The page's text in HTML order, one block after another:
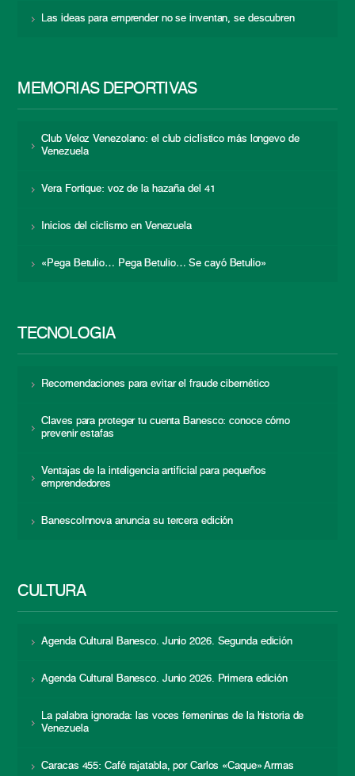
Las ideas para emprender no se inventan, se descubren
MEMORIAS DEPORTIVAS
Club Veloz Venezolano: el club ciclístico más longevo de
Venezuela
Vera Fortique: voz de la hazaña del 41
Inicios del ciclismo en Venezuela
«Pega Betulio… Pega Betulio… Se cayó Betulio»
TECNOLOGÍA
Recomendaciones para evitar el fraude cibernético
Claves para proteger tu cuenta Banesco: conoce cómo
prevenir estafas
Ventajas de la inteligencia artificial para pequeños
emprendedores
BanescoInnova anuncia su tercera edición
CULTURA
Agenda Cultural Banesco. Junio 2026. Segunda edición
Agenda Cultural Banesco. Junio 2026. Primera edición
La palabra ignorada: las voces femeninas de la historia de
Venezuela
Caracas 455: Café rajatabla, por Carlos «Caque» Armas